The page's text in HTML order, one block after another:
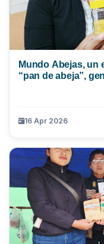
Mundo Abejas, un
“pan de abeja”,
16 Apr 2026